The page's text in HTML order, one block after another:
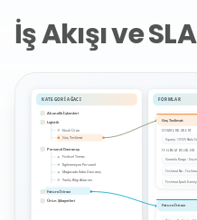
İş Akışı ve SLA